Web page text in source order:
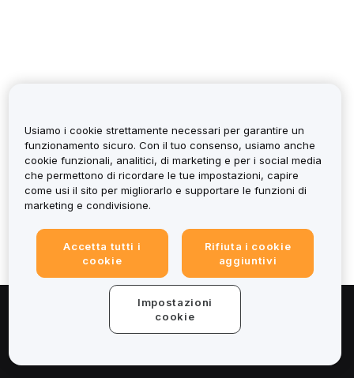
È stato utile?
Servizi
Usiamo i cookie strettamente necessari per garantire un
funzionamento sicuro. Con il tuo consenso, usiamo anche
cookie funzionali, analitici, di marketing e per i social media
che permettono di ricordare le tue impostazioni, capire
come usi il sito per migliorarlo e supportare le funzioni di
marketing e condivisione.
Accetta tutti i
cookie
Rifiuta i cookie
aggiuntivi
Impostazioni
cookie